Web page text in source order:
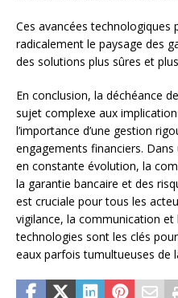
Ces avancées
radicalement le paysage des
des solutions plus sûres et
En conclusion, la déchéance
sujet complexe aux
l’importance d’une gestion
engagements financiers.
en constante évolution, la
la garantie bancaire et des
est cruciale pour tous les
vigilance, la communication et
technologies sont les clés
eaux parfois tumultueuses de